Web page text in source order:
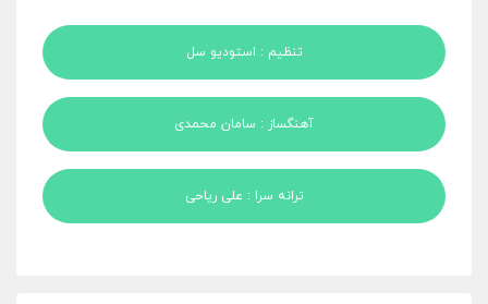
تنظیم : استودیو سل
آهنگساز : سامان محمدی
ترانه سرا : علی ریاحی